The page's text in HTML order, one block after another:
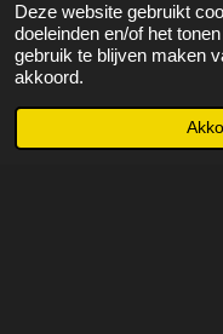
Deze website gebruikt
doeleinden en/of het
gebruik te blijven maken
akkoord.